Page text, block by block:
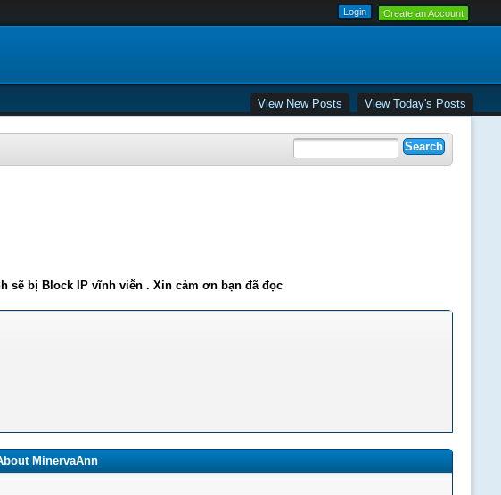
Create an Account
View New Posts View Today's Posts
sẽ bị Block IP vĩnh viễn . Xin cảm ơn bạn đã đọc
MinervaAnn